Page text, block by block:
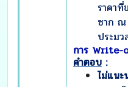
ราคาที่
ซาก ณ
ประม
การ Write-
คำตอบ :
ไม่แนะ